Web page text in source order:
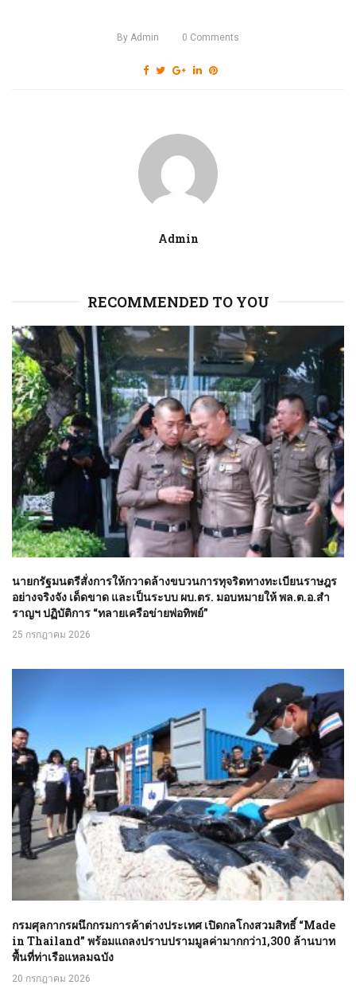
By Admin 0 Comments
Admin
RECOMMENDED TO YOU
นายกรัฐมนตรีสั่งการให้กวาดล้างขบวนการทุจริตทางทะเบียนราษฎร
อย่างจริงจัง เด็ดขาด และเป็นระบบ ผบ.ตร. มอบหมายให้ พล.ต.อ.สำ
ราญฯ ปฏิบัติการ “ทลายเครือข่ายพ่อทิพย์”
25 กรกฎาคม 2026
กรมศุลกากรผนึกกรมการค้าต่างประเทศ เปิดกลโกงสวมสิทธิ์ “Made
in Thailand” พร้อมแถลงปราบปรามมูลค่ามากกว่า1,300 ล้านบาท
พื้นที่ท่าเรือแหลมฉบัง
20 กรกฎาคม 2026